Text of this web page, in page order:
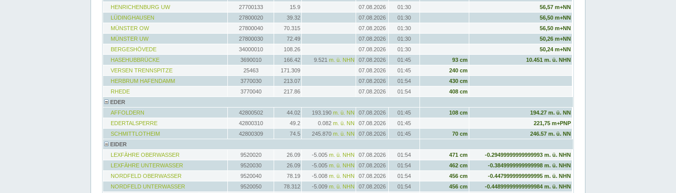
HENRICHENBURG UW
27700133 15.9 07.08.2026 01:30
56,57 m+NN
LÜDINGHAUSEN
27800020 39.32 07.08.2026 01:30
56,50 m+NN
MÜNSTER OW
27800040 70.315 07.08.2026 01:30
56,50 m+NN
MÜNSTER UW
27800030 72.49 07.08.2026 01:30
50,26 m+NN
BERGESHÖVEDE
34000010 108.26 07.08.2026 01:30
50,24 m+NN
HASEHUBBRÜCKE
3690010 166.42 9.521 m. ü. NHN 07.08.2026 01:45 93 cm
10.451 m. ü. NHN
VERSEN TRENNSPITZE
25463 171.309 07.08.2026 01:45
240 cm
HERBRUM HAFENDAMM
3770030 213.07 07.08.2026 01:54
430 cm
RHEDE
3770040 217.86 07.08.2026 01:54
408 cm
EDER
AFFOLDERN
42800502 44.02 193.190 m. ü. NN 07.08.2026 01:45 108 cm
194.27 m. ü. NN
EDERTALSPERRE
42800310 49.2 0.082 m. ü. NN 07.08.2026 01:45
221,75 m+PNP
SCHMITTLOTHEIM
42800309 74.5 245.870 m. ü. NN 07.08.2026 01:45 70 cm
246.57 m. ü. NN
EIDER
LEXFÄHRE OBERWASSER
9520020 26.09 -5.005 m. ü. NHN 07.08.2026 01:54 471 cm
-0.29499999999999993 m. ü. NHN
LEXFÄHRE UNTERWASSER
9520030 26.09 -5.005 m. ü. NHN 07.08.2026 01:54 462 cm
-0.3849999999999998 m. ü. NHN
NORDFELD OBERWASSER
9520040 78.19 -5.008 m. ü. NHN 07.08.2026 01:54 456 cm
-0.4479999999999995 m. ü. NHN
NORDFELD UNTERWASSER
9520050 78.312 -5.009 m. ü. NHN 07.08.2026 01:54 456 cm
-0.44899999999999984 m. ü. NHN